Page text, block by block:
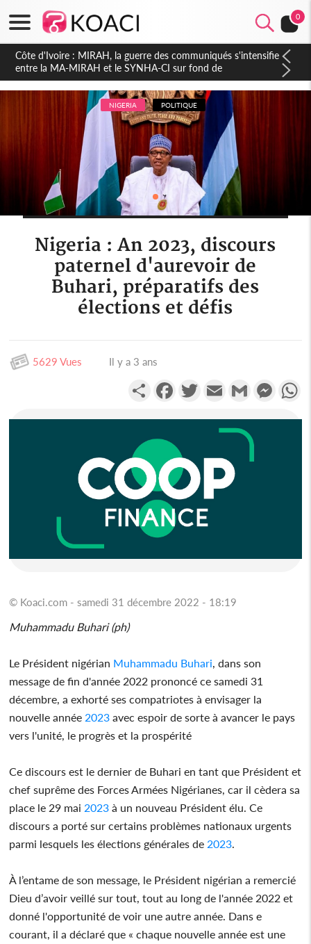
0
Côte d'Ivoire : Indépendance 2026, Thiam plaide pour un
environnement démocratique plus apaisé
NIGERIA POLITIQUE
Nigeria : An 2023, discours
paternel d'aurevoir de
Buhari, préparatifs des
élections et défis
5629 Vues Il y a 3 ans
PartagerFacebookTwitterEmail Gmail
© Koaci.com - samedi 31 décembre 2022 - 18:19
Muhammadu Buhari (ph)
Le Président nigérian Muhammadu Buhari , dans son
message de fin d'année 2022 prononcé ce samedi 31
décembre, a exhorté ses compatriotes à envisager la
nouvelle année 2023 avec espoir de sorte à avancer le pays
vers l'unité, le progrès et la prospérité
Ce discours est le dernier de Buhari en tant que Président et
chef suprême des Forces Armées Nigérianes, car il cèdera sa
place le 29 mai 2023 à un nouveau Président élu. Ce
discours a porté sur certains problèmes nationaux urgents
parmi lesquels les élections générales de 2023
À l’entame de son message, le Président nigérian a remercié
Dieu d’avoir veillé sur tout, tout au long de l'année 2022 et
donné l'opportunité de voir une autre année. Dans e
courant, il a déclaré que « chaque nouvelle année est une